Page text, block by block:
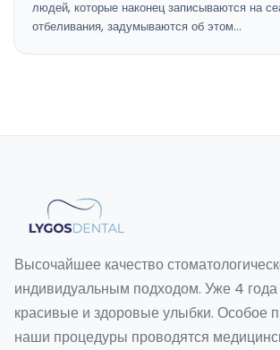
людей, которые наконец записываются на
отбеливания, задумываются об этом…
Высочайшее качество
индивидуальным подходом. Уже 4
красивые и здоровые улыбки. Особое
наши процедуры проводятся